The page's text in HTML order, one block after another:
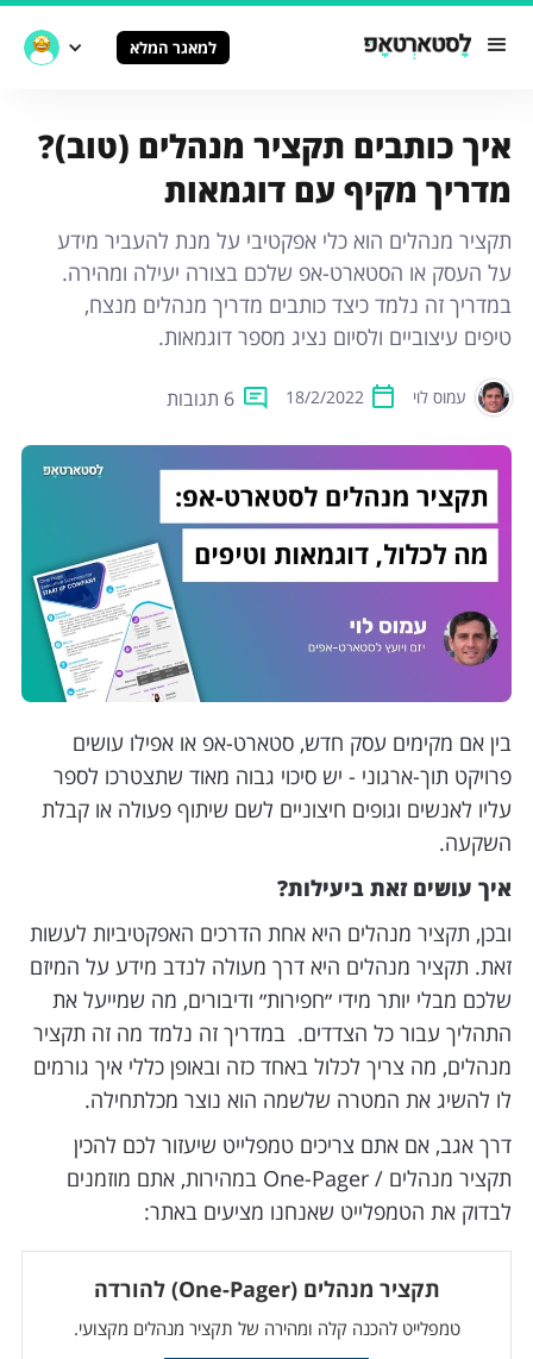
למאגר המלא
איך כותבים תקציר מנהלים (טוב)?
מדריך מקיף עם דוגמאות
תקציר מנהלים הוא כלי אפקטיבי על מנת להעביר מידע
על העסק או הסטארט-אפ שלכם בצורה יעילה ומהירה.
במדריך זה נלמד כיצד כותבים מדריך מנהלים מנצח,
טיפים עיצוביים ולסיום נציג מספר דוגמאות.
עמוס לוי 18/2/2022 6 תגובות
בין אם מקימים עסק חדש, סטארט-אפ או אפילו עושים
פרויקט תוך-ארגוני - יש סיכוי גבוה מאוד שתצטרכו לספר
עליו לאנשים וגופים חיצוניים לשם שיתוף פעולה או קבלת
השקעה.
איך עושים זאת ביעילות?
ובכן, תקציר מנהלים היא אחת הדרכים האפקטיביות לעשות
זאת. תקציר מנהלים היא דרך מעולה לנדב מידע על המיזם
שלכם מבלי יותר מידי ״חפירות״ ודיבורים, מה שמייעל את
התהליך עבור כל הצדדים. במדריך זה נלמד מה זה תקציר
מנהלים, מה צריך לכלול באחד כזה ובאופן כללי איך גורמים
לו להשיג את המטרה שלשמה הוא נוצר מכלתחילה.
דרך אגב, אם אתם צריכים טמפלייט שיעזור לכם להכין
תקציר מנהלים / One-Pager במהירות, אתם מוזמנים
לבדוק את הטמפלייט שאנחנו מציעים באתר:
תקציר מנהלים (One-Pager) להורדה
טמפלייט להכנה קלה ומהירה של תקציר מנהלים מקצועי.